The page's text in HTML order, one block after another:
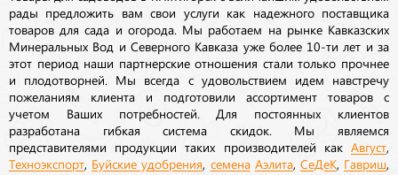
рады предложить вам свои услуги как надежного поставщика
товаров для сада и огорода. Мы работаем на рынке Кавказских
Минеральных Вод и Северного Кавказа уже более 10-ти лет и за
этот период наши партнерские отношения стали только прочнее
и плодотворней. Мы всегда с удовольствием идем навстречу
пожеланиям клиента и подготовили ассортимент товаров с
учетом Ваших потребностей. Для постоянных клиентов
разработана гибкая система скидок. Мы являемся
представителями продукции таких производителей как Август
Техноэкспорт Буйские удобрения семена Аэлита, СеДеК Гавриш